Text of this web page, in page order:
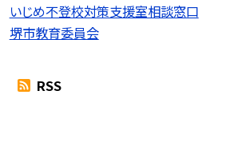
いじめ不登校対策支援室相談窓口
堺市教育委員会
RSS